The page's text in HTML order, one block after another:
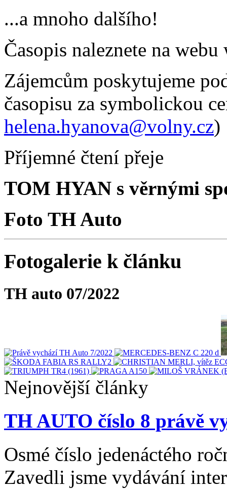
...a mnoho dalšího!
Časopis naleznete na
Zájemcům poskytujeme
časopisu za symbolickou
helena.hyanova@volny.cz)
Příjemné čtení přeje
TOM HYAN s věrnými
Foto TH Auto
Fotogalerie k článku
TH auto 07/2022
Nejnovější články
TH AUTO číslo 8 právě
Osmé číslo jedenáctého
Zavedli jsme vydávání